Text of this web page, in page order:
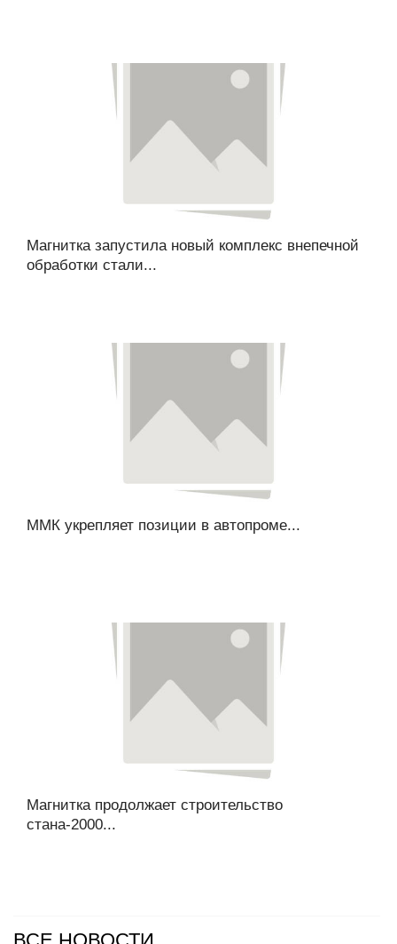
Магнитка запустила новый комплекс внепечной
обработки стали...
ММК укрепляет позиции в автопроме...
Магнитка продолжает строительство
стана-2000...